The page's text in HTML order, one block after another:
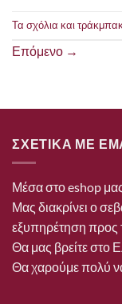
Τα σχόλια και
Επόμενο →
ΣΧΕΤΙΚΑ ΜΕ
Μέσα στο eshop
Μας διακρίνει ο
εξυπηρέτηση προς
Θα μας βρείτε στο
Θα χαρούμε πολύ